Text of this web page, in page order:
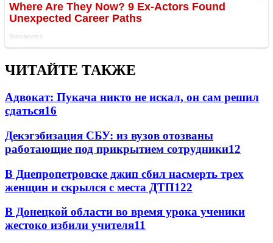
ЧИТАЙТЕ ТАКЖЕ
Адвокат: Пукача никто не искал, он сам решил
сдаться16
Декэгэбизация СБУ: из вузов отозваны
работающие под прикрытием сотрудники12
В Днепропетровске джип сбил насмерть трех
женщин и скрылся с места ДТП122
В Донецкой области во время урока ученики
жестоко избили учителя11